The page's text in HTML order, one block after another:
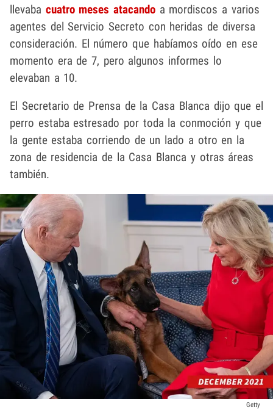
llevaba cuatro meses atacando a mordiscos a varios
agentes del Servicio Secreto con heridas de diversa
consideración. El número que habíamos oído en ese
momento era de 7, pero algunos informes lo
elevaban a 10.
El Secretario de Prensa de la Casa Blanca dijo que el
perro estaba estresado por toda la conmoción y que
la gente estaba corriendo de un lado a otro en la
zona de residencia de la Casa Blanca y otras áreas
también.
Getty